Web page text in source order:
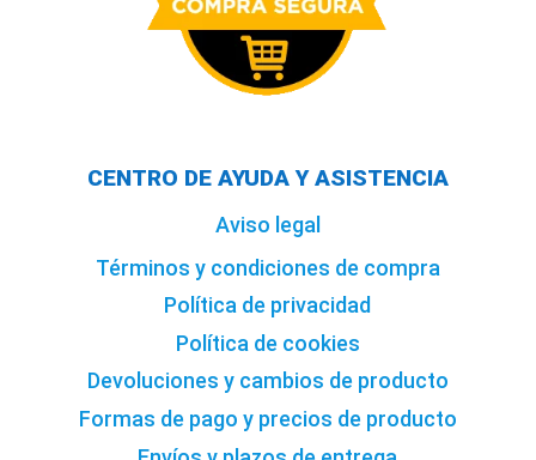
CENTRO DE AYUDA Y ASISTENCIA
Aviso legal
Términos y condiciones de compra
Política de privacidad
Política de cookies
Devoluciones y cambios de producto
Formas de pago y precios de producto